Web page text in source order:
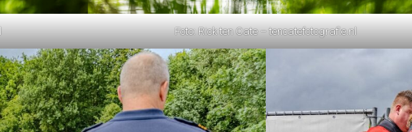
Foto: Rick ten Cate – tencatefotografie.nl